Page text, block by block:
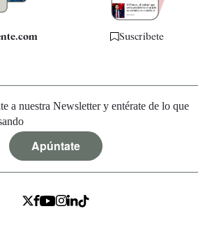
Suscríbete
a nuestra Newsletter y entérate de lo que
Apúntate